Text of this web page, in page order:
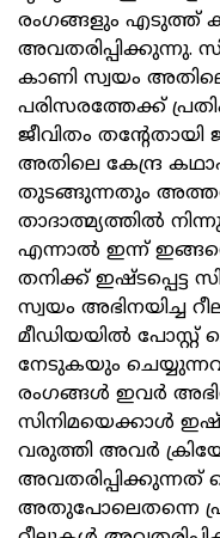
രംഗങ്ങളും എടുത്ത്
അവതരിപ്പിക്കുന്നു.
കാണി സ്വയം
പരിസരത്തേക്ക്
ജീവിതം
അതിലെ കേന്ദ്ര
തുടങ്ങുന്നതും
താദാത്മ്യത്തിൽ
എന്നാൽ ഇന്ന് ഇങ്ങനെ
തനിക്ക് ഇഷ്ടപ്പെട്ട
സ്വയം അഭിനയിച്ച
മീഡിയയിൽ
നേടുകയും
രംഗങ്ങൾ ഇവർ
സിനിമയെക്കാൾ
വരുത്തി അവർ
അതുപോലെതന്നെ